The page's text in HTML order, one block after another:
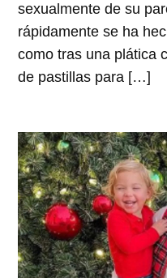
sexualmente de su
rápidamente se ha
como tras una plática
de pastillas para […]